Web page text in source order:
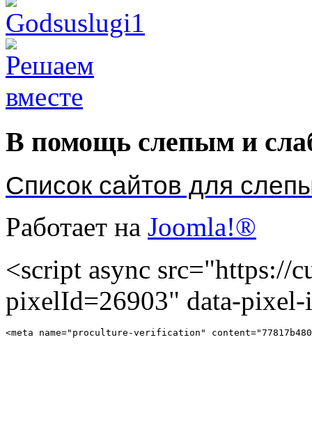
В помощь слепым и
Список сайтов для
Работает на Joomla!®
<script async src="https://
pixelId=26903" data-
<meta name="proculture-verification"